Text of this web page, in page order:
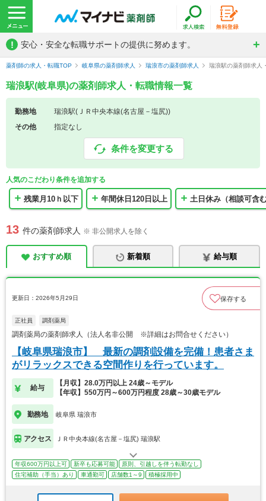
! 安心・安全な転職サポートの提供に努めます。
薬剤師の求人・転職TOP 岐阜県の薬剤師求人 瑞浪市の薬剤師求人 瑞浪駅の薬剤師求人
瑞浪駅(岐阜県)の薬剤師求人・転職情報一覧
勤務地
瑞浪駅(ＪＲ中央本線(名古屋－塩尻))
その他
指定なし
条件を変更する
人気のこだわり条件を追加する
残業月10ｈ以下 年間休日120日以上 土日休み（相談可含
13 件の薬剤師求人 ※ 非公開求人を除く
おすすめ順 新着順 給与順
更新日：2026年5月29日 保存する
正社員 調剤薬局
調剤薬局の薬剤師求人（法人名非公開 ※詳細はお問合せください）
【岐阜県瑞浪市】 最新の調剤設備を完備！患者さま
がリラックスできる空間作りを行っています。
給与
【月収】28.0万円以上 24歳～モデル
【年収】550万円～600万円程度 28歳～30歳モデル
勤務地 岐阜県 瑞浪市
アクセス ＪＲ中央本線(名古屋－塩尻) 瑞浪駅
年収600万円以上可 新卒も応募可能
原則、引越しを伴う転勤なし
住宅補助（手当）あり
車通勤可 店舗数1～9 積極採用中